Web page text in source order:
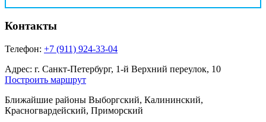
Контакты
Телефон: +7 (911) 924-33-04
Адрес: г. Санкт-Петербург, 1-й Верхний переулок, 10
Построить маршрут
Ближайшие районы Выборгский, Калининский,
Красногвардейский, Приморский